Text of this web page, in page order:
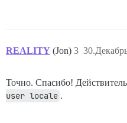
REALITY (Jon) 3
Точно. Спасибо!
user locale .